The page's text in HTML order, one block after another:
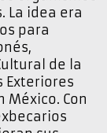
La idea era
para
de la
Exteriores
México. Con